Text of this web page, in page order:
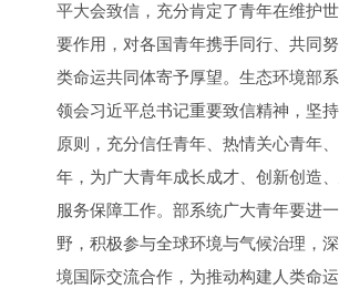
平大会致信，充分肯定了青年在维护
要作用，对各国青年携手同行、共同
类命运共同体寄予厚望。生态环境部
领会习近平总书记重要致信精神，坚
原则，充分信任青年、热情关心青年
年，为广大青年成长成才、创新创造
服务保障工作。部系统广大青年要进
野，积极参与全球环境与气候治理，
境国际交流合作，为推动构建人类命